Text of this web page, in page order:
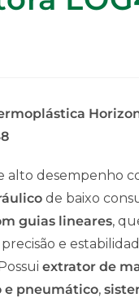
alto desempenho
de baixo
guias lineares,
e
extrator de
e pneumático,